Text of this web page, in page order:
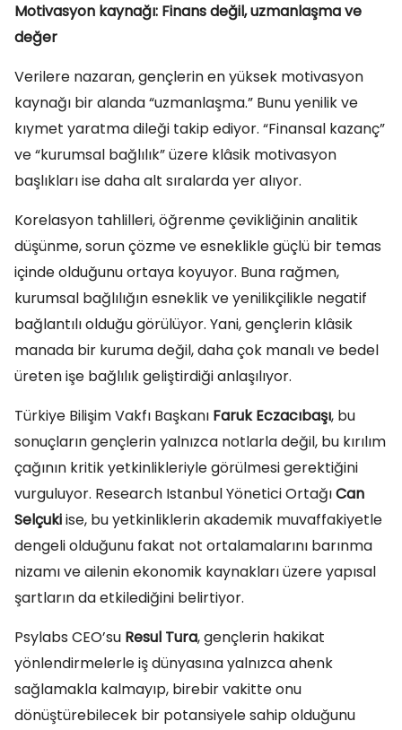
Motivasyon kaynağı: Finans değil, uzmanlaşma ve
değer
Verilere nazaran, gençlerin en yüksek motivasyon
kaynağı bir alanda “uzmanlaşma.” Bunu yenilik ve
kıymet yaratma dileği takip ediyor. “Finansal kazanç”
ve “kurumsal bağlılık” üzere klâsik motivasyon
başlıkları ise daha alt sıralarda yer alıyor.
Korelasyon tahlilleri, öğrenme çevikliğinin analitik
düşünme, sorun çözme ve esneklikle güçlü bir temas
içinde olduğunu ortaya koyuyor. Buna rağmen,
kurumsal bağlılığın esneklik ve yenilikçilikle negatif
bağlantılı olduğu görülüyor. Yani, gençlerin klâsik
manada bir kuruma değil, daha çok manalı ve bedel
üreten işe bağlılık geliştirdiği anlaşılıyor.
Türkiye Bilişim Vakfı Başkanı Faruk Eczacıbaşı, bu
sonuçların gençlerin yalnızca notlarla değil, bu kırılım
çağının kritik yetkinlikleriyle görülmesi gerektiğini
vurguluyor. Research Istanbul Yönetici OrtağıCan
Selçukiise, bu yetkinliklerin akademik muvaffakiyetle
dengeli olduğunu fakat not ortalamalarını barınma
nizamı ve ailenin ekonomik kaynakları üzere yapısal
şartların da etkilediğini belirtiyor.
Psylabs CEO’su Resul Tura, gençlerin hakikat
yönlendirmelerle iş dünyasına yalnızca ahenk
sağlamakla kalmayıp, birebir vakitte onu
dönüştürebilecek bir potansiyele sahip olduğunu